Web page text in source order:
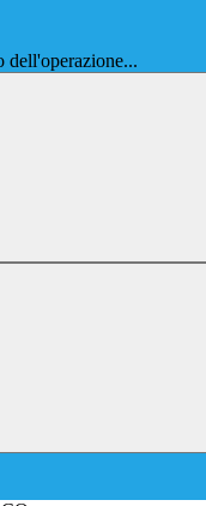
dell'operazione...